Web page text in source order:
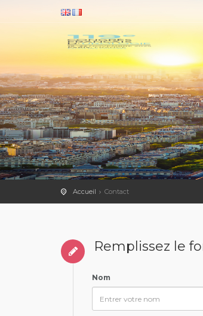
Accueil Contact
Remplissez le
Nom